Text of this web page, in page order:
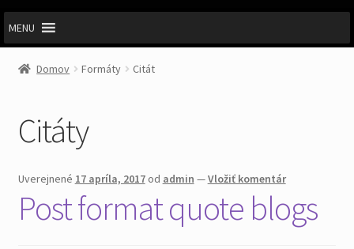
MENU
Domov Formáty Citát
Citáty
Uverejnené 17 apríla, 2017od admin —Vložiť komentár
Post format quote blogs